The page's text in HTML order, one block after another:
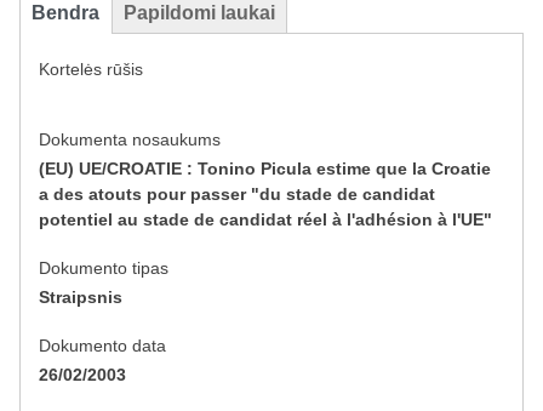
Bendra Papildomi laukai
Kortelės rūšis
Dokumenta nosaukums
(EU) UE/CROATIE : Tonino Picula estime que la Croatie
a des atouts pour passer "du stade de candidat
potentiel au stade de candidat réel à l'adhésion à l'UE"
Dokumento tipas
Straipsnis
Dokumento data
26/02/2003